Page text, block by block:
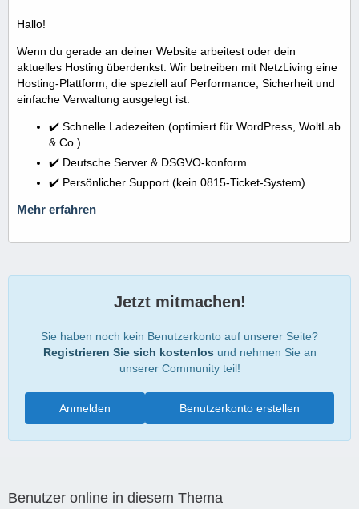
Hallo!
Wenn du gerade an deiner Website arbeitest oder dein
aktuelles Hosting überdenkst: Wir betreiben mit NetzLiving eine
Hosting-Plattform, die speziell auf Performance, Sicherheit und
einfache Verwaltung ausgelegt ist.
✔️ Schnelle Ladezeiten (optimiert für WordPress, WoltLab
& Co.)
✔️ Deutsche Server & DSGVO-konform
✔️ Persönlicher Support (kein 0815-Ticket-System)
Mehr erfahren
Jetzt mitmachen!
Sie haben noch kein Benutzerkonto auf unserer Seite?
Registrieren Sie sich kostenlos und nehmen Sie an
unserer Community teil!
Benutzerkonto erstellen
Anmelden
Benutzer online in diesem Thema